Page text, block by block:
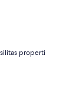
properti